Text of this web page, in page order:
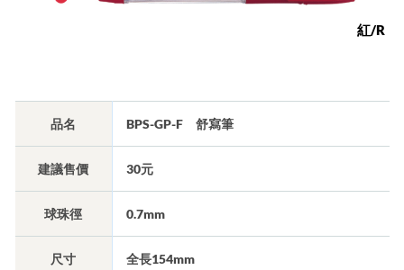
紅/R
品名 BPS-GP-F 舒寫筆
建議售價 30元
球珠徑 0.7mm
尺寸 全長154mm